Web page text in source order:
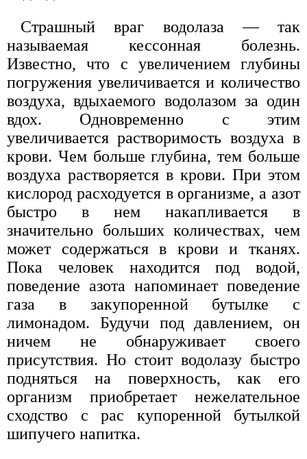
Страшный враг водолаза — так
называемая кессонная болезнь.
Известно, что с увеличением глубины
погружения увеличивается и количество
воздуха, вдыхаемого водолазом за один
вдох. Одновременно с этим
увеличивается растворимость воздуха в
крови. Чем больше глубина, тем больше
воздуха растворяется в крови. При этом
кислород расходуется в организме, а азот
быстро в нем накапливается в
значительно больших количествах, чем
может содержаться в крови и тканях.
Пока человек находится под водой,
поведение азота напоминает поведение
газа в закупоренной бутылке с
лимонадом. Будучи под давлением, он
ничем не обнаруживает своего
присутствия. Но стоит водолазу быстро
подняться на поверхность, как его
организм приобретает нежелательное
сходство с рас купоренной бутылкой
шипучего напитка.